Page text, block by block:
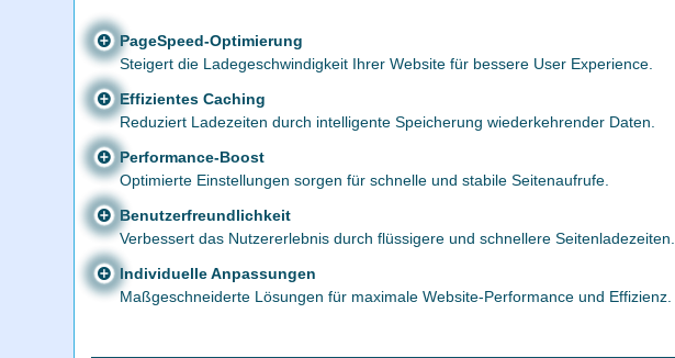
PageSpeed-Optimierung
Steigert die Ladegeschwindigkeit Ihrer Website für bessere User Experience.
Effizientes Caching
Reduziert Ladezeiten durch intelligente Speicherung wiederkehrender Daten.
Performance-Boost
Optimierte Einstellungen sorgen für schnelle und stabile Seitenaufrufe.
Benutzerfreundlichkeit
Verbessert das Nutzererlebnis durch flüssigere und schnellere Seitenladezeiten.
Individuelle Anpassungen
Maßgeschneiderte Lösungen für maximale Website-Performance und Effizienz.